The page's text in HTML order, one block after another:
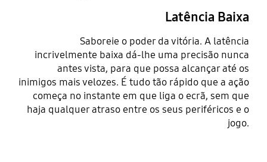
Latência Baixa
Saboreie o poder da vitória. A latência
incrivelmente baixa dá-lhe uma precisão nunca
antes vista, para que possa alcançar até os
inimigos mais velozes. É tudo tão rápido que a ação
começa no instante em que liga o ecrã, sem que
haja qualquer atraso entre os seus periféricos e o
jogo.